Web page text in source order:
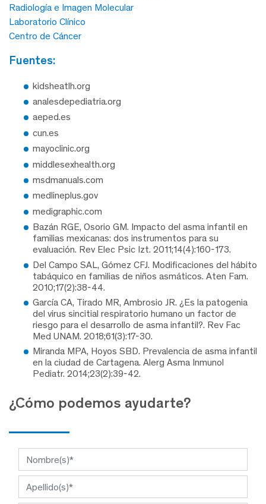
Radiología e Imagen Molecular
Laboratorio Clínico
Centro de Cáncer
fuentes:
kidsheatlh.org
analesdepediatria.org
aeped.es
cun.es
mayoclinic.org
middlesexhealth.org
msdmanuals.com
medlineplus.gov
medigraphic.com
Bazán RGE, Osorio GM. Impacto del asma infantil en
familias mexicanas: dos instrumentos para su
evaluación. Rev Elec Psic Izt. 2011;14(4):160-173.
Del Campo SAL, Gómez CFJ. Modificaciones del hábito
tabáquico en familias de niños asmáticos. Aten Fam.
2010;17(2):38-44.
García CA, Tirado MR, Ambrosio JR. ¿Es la patogenia
del virus sincitial respiratorio humano un factor de
riesgo para el desarrollo de asma infantil?. Rev Fac
Med UNAM. 2018;61(3):17-30.
Miranda MPA, Hoyos SBD. Prevalencia de asma infantil
en la ciudad de Cartagena. Alerg Asma Inmunol
Pediatr. 2014;23(2):39-42.
¿Cómo podemos ayudarte?